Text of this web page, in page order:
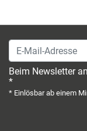
E-Mail-Adresse
Beim Newsletter
*
* Einlösbar ab einem